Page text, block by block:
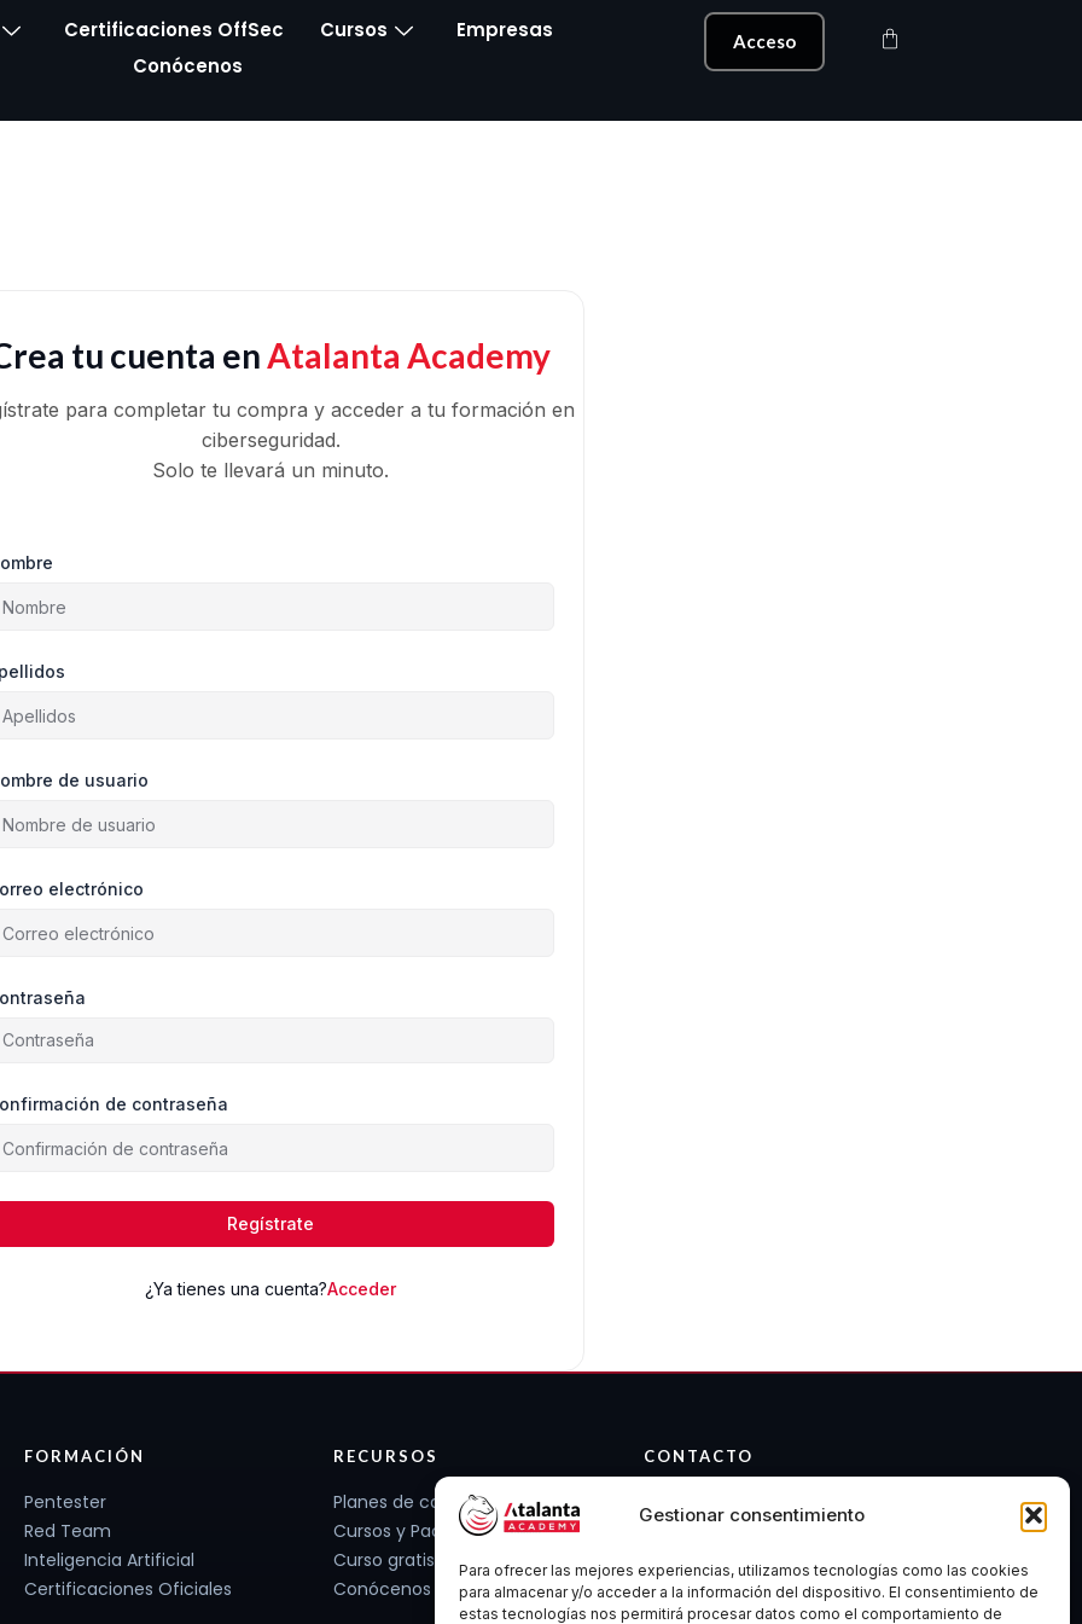
Gestionar consentimiento
Para ofrecer las mejores experiencias, utilizamos tecnologías como las cookies
para almacenar y/o acceder a la información del dispositivo. El consentimiento de
estas tecnologías nos permitirá procesar datos como el comportamiento de
Certificaciones OffSec Cursos
Empresas
Conócenos
Acceso Carrito
tu cuenta enAtalanta Academy
para completar tu compra y acceder a tu formación en
ciberseguridad.
Solo te llevará un minuto.
de usuario
electrónico
de contraseña
Regístrate
¿Ya tienes una cuenta?Acceder
FORMACIÓN
Pentester
Red Team
Inteligencia Artificial
Certificaciones Oficiales
RECURSOS
Planes de carrera
Cursos y Packs
Curso gratis
Conócenos
CONTACTO
Telegram
Madrid, España